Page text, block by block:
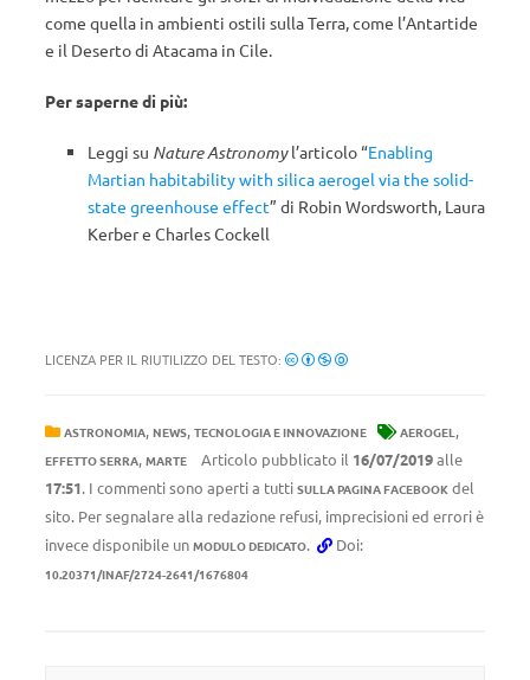
come quella in ambienti ostili sulla Terra, come l’Antartide
e il Deserto di Atacama in Cile.
Per saperne di più:
Leggi su Nature Astronomyl’articolo “Enabling
Martian habitability with silica aerogel via the solid-
state greenhouse effect” di Robin Wordsworth, Laura
Kerber e Charles Cockell
LICENZA PER IL RIUTILIZZO DEL TESTO:
ASTRONOMIA, NEWS, TECNOLOGIA E INNOVAZIONE AEROGEL,
EFFETTO SERRA, MARTE Articolo pubblicato il 16/07/2019alle
17:51. I commenti sono aperti a tutti SULLA PAGINA FACEBOOK del
sito. Per segnalare alla redazione refusi, imprecisioni ed errori è
invece disponibile un MODULO DEDICATO. Doi:
10.20371/INAF/2724-2641/1676804